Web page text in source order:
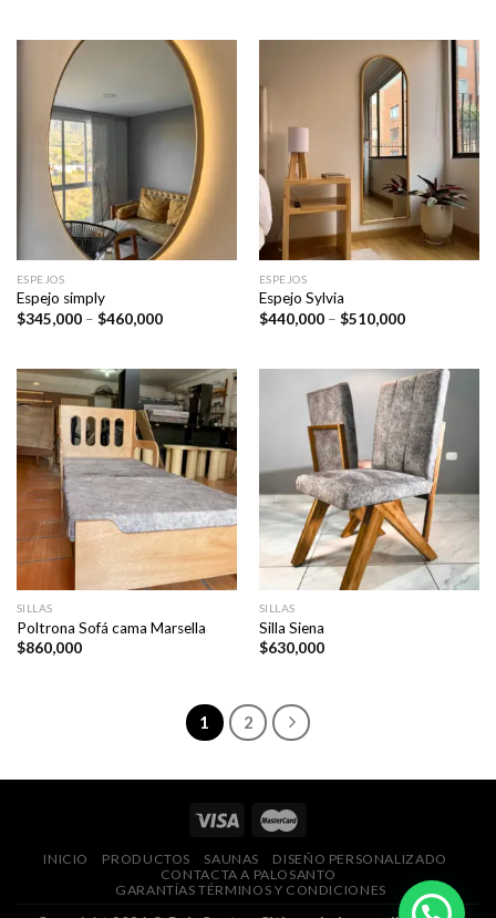
$825,000
ESPEJOS
Espejo simply
$345,000 – $460,000Price
$460,000
ESPEJOS
Espejo Sylvia
$440,000 – $510,000Price
$510,000
SILLAS
Poltrona Sofá cama Marsella
$860,000
SILLAS
Silla Siena
$630,000
1 2
INICIO PRODUCTOS SAUNAS
DISEÑO PERSONALIZADO
CONTACTA A PALOSANTO
GARANTÍAS TÉRMINOS Y CONDICIONES